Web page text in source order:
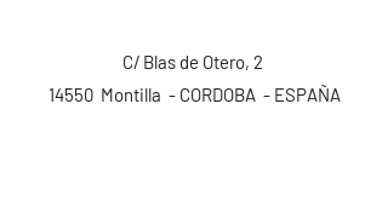
C/ Blas de Otero, 2
14550 Montilla - CORDOBA - ESPAÑA